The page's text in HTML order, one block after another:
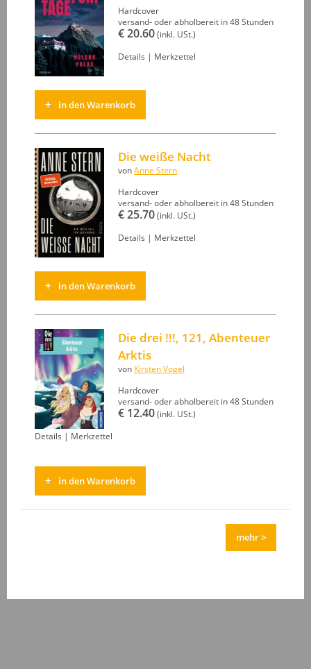
Hardcover
versand- oder abholbereit in 48 Stunden
€ 20.60 (inkl. USt.)
Details | Merkzettel
in den Warenkorb
Die weiße Nacht
von Anne Stern
Hardcover
versand- oder abholbereit in 48 Stunden
€ 25.70 (inkl. USt.)
Details | Merkzettel
in den Warenkorb
Die drei !!!, 121, Abenteuer
Arktis
von Kirsten Vogel
Hardcover
versand- oder abholbereit in 48 Stunden
€ 12.40 (inkl. USt.)
Details | Merkzettel
in den Warenkorb
mehr >